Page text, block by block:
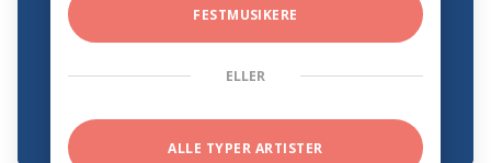
FESTMUSIKERE
ELLER
ALLE TYPER ARTISTER